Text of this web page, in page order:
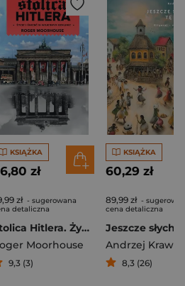
KSIĄŻKA
zł
zł - sugerowana
detaliczna
Stolica Hitlera. Życie i śmierć w wojennym Berlinie (wyd. 2026)
Moorhouse
9,3 (3)
KSIĄŻKA
60,29 zł
89,99 zł -
cena detaliczna
Andrzej
8,3 (26)